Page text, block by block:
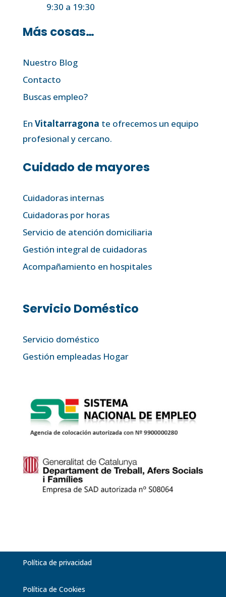
9:30 a 19:30
Más cosas…
Nuestro Blog
Contacto
Buscas empleo?
En Vitaltarragona te ofrecemos un equipo
profesional y cercano.
Cuidado de mayores
Cuidadoras internas
Cuidadoras por horas
Servicio de atención domiciliaria
Gestión integral de cuidadoras
Acompañamiento en hospitales
Servicio Doméstico
Servicio doméstico
Gestión empleadas Hogar
Política de privacidad
Política de Cookies